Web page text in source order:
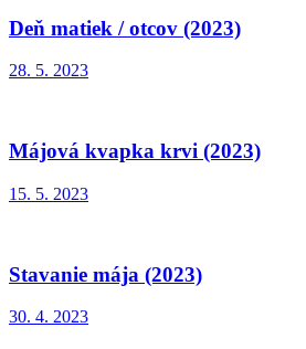
Deň matiek / otcov (2023)
28. 5. 2023
Májová kvapka krvi (2023)
15. 5. 2023
Stavanie mája (2023)
30. 4. 2023